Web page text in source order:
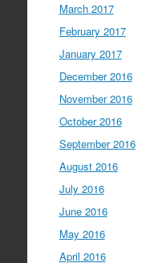
March 2017
February 2017
January 2017
December 2016
November 2016
October 2016
September 2016
August 2016
July 2016
June 2016
May 2016
April 2016